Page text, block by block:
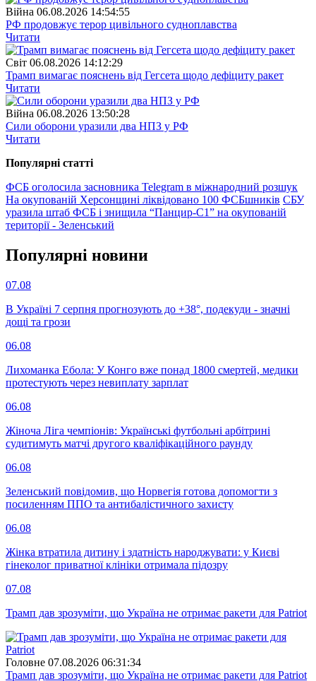
Війна 06.08.2026 14:54:55
РФ продовжує терор цивільного судноплавства
Читати
Свiт 06.08.2026 14:12:29
Трамп вимагає пояснень від Гегсета щодо дефіциту ракет
Читати
Війна 06.08.2026 13:50:28
Сили оборони уразили два НПЗ у РФ
Читати
Популярнi статтi
ФСБ оголосила засновника Telegram в міжнародний розшук
На окупованій Херсонщині ліквідовано 100 ФСБшників СБУ
уразила штаб ФСБ і знищила “Панцир-С1” на окупованій
території - Зеленський
Популярнi новини
07.08
В Україні 7 серпня прогнозують до +38°, подекуди - значні
дощі та грози
06.08
Лихоманка Ебола: У Конго вже понад 1800 смертей, медики
протестують через невиплату зарплат
06.08
Жіноча Ліга чемпіонів: Українські футбольні арбітрині
судитимуть матчі другого кваліфікаційного раунду
06.08
Зеленський повідомив, що Норвегія готова допомогти з
посиленням ППО та антибалістичного захисту
06.08
Жінка втратила дитину і здатність народжувати: у Києві
гінеколог приватної клініки отримала підозру
07.08
Трамп дав зрозуміти, що Україна не отримає ракети для Patriot
Головне 07.08.2026 06:31:34
Трамп дав зрозуміти, що Україна не отримає ракети для Patriot